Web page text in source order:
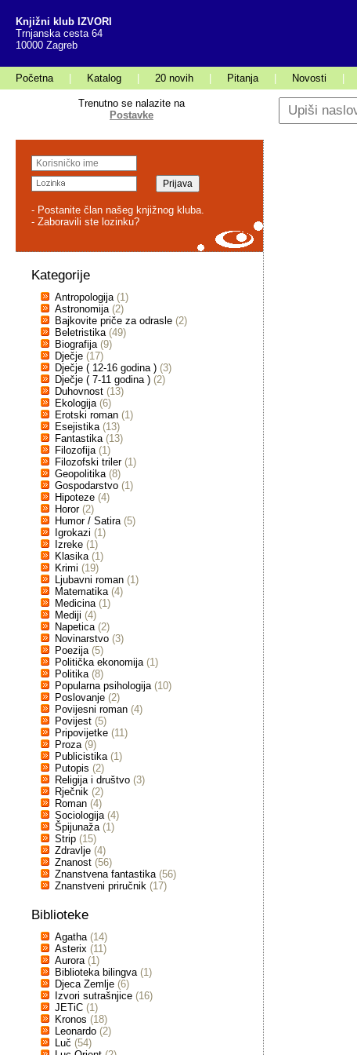
Knjižni klub IZVORI
Trnjanska cesta 64
10000 Zagreb
Početna Katalog 20 novih Pitanja Novosti
Trenutno se nalazite na
Postavke
- Postanite član našeg knjižnog kluba.
- Zaboravili ste lozinku?
Kategorije
Antropologija (1)
Astronomija (2)
Bajkovite priče za odrasle (2)
Beletristika (49)
Biografija (9)
Dječje (17)
Dječje ( 12-16 godina ) (3)
Dječje ( 7-11 godina ) (2)
Duhovnost (13)
Ekologija (6)
Erotski roman (1)
Esejistika (13)
Fantastika (13)
Filozofija (1)
Filozofski triler (1)
Geopolitika (8)
Gospodarstvo (1)
Hipoteze (4)
Horor (2)
Humor / Satira (5)
Igrokazi (1)
Izreke (1)
Klasika (1)
Krimi (19)
Ljubavni roman (1)
Matematika (4)
Medicina (1)
Mediji (4)
Napetica (2)
Novinarstvo (3)
Poezija (5)
Politička ekonomija (1)
Politika (8)
Popularna psihologija (10)
Poslovanje (2)
Povijesni roman (4)
Povijest (5)
Pripovijetke (11)
Proza (9)
Publicistika (1)
Putopis (2)
Religija i društvo (3)
Rječnik (2)
Roman (4)
Sociologija (4)
Špijunaža (1)
Strip (15)
Zdravlje (4)
Znanost (56)
Znanstvena fantastika (56)
Znanstveni priručnik (17)
Biblioteke
Agatha (14)
Asterix (11)
Aurora (1)
Biblioteka bilingva (1)
Djeca Zemlje (6)
Izvori sutrašnjice (16)
JETiC (1)
Kronos (18)
Leonardo (2)
Luč (54)